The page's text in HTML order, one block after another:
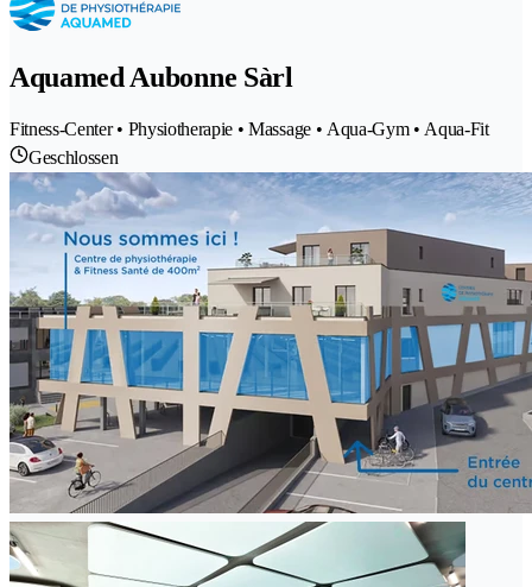
Aquamed Aubonne Sàrl
Fitness-Center • Physiotherapie • Massage • Aqua-Gym • Aqua-Fit
Geschlossen